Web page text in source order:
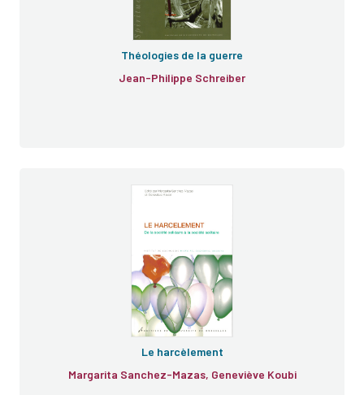
Théologies de la guerre
Jean-Philippe Schreiber
Le harcèlement
Margarita Sanchez-Mazas, Geneviève Koubi